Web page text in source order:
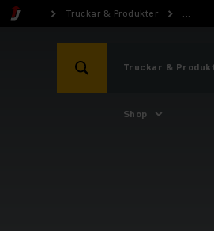
Truckar & Produkter ...
Truckar &
Shop